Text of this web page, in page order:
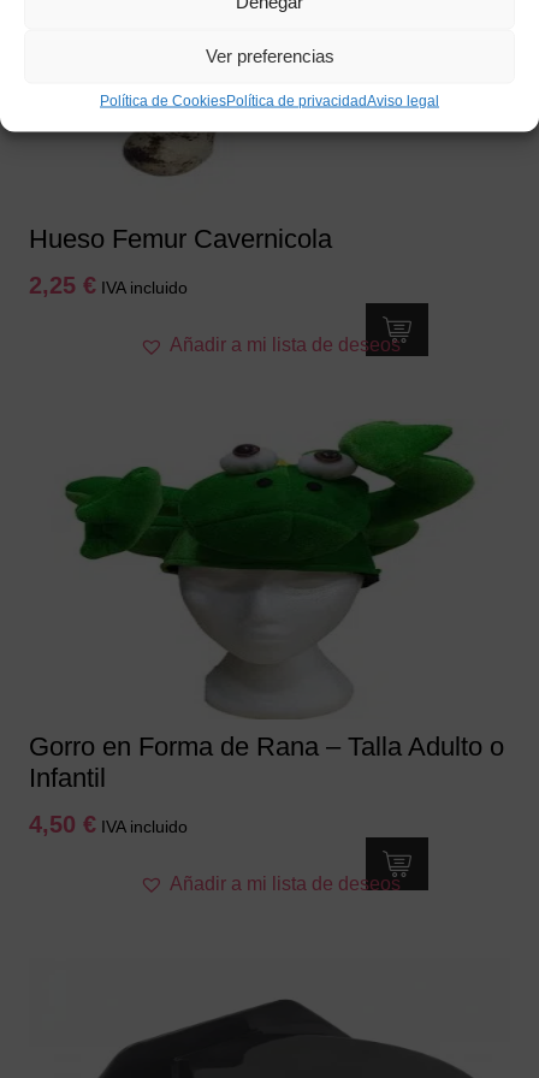
Ver preferencias
Política de CookiesPolítica de privacidadAviso legal
Hueso Femur Cavernicola
2,25 € IVA incluido
Añadir a mi lista de deseos
Gorro en Forma de Rana – Talla Adulto o
Infantil
4,50 € IVA incluido
Añadir a mi lista de deseos